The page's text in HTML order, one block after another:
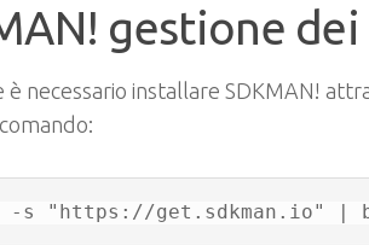
gestione
è necessario installare SDKMAN!
-s "https://get.sdkman.io" |